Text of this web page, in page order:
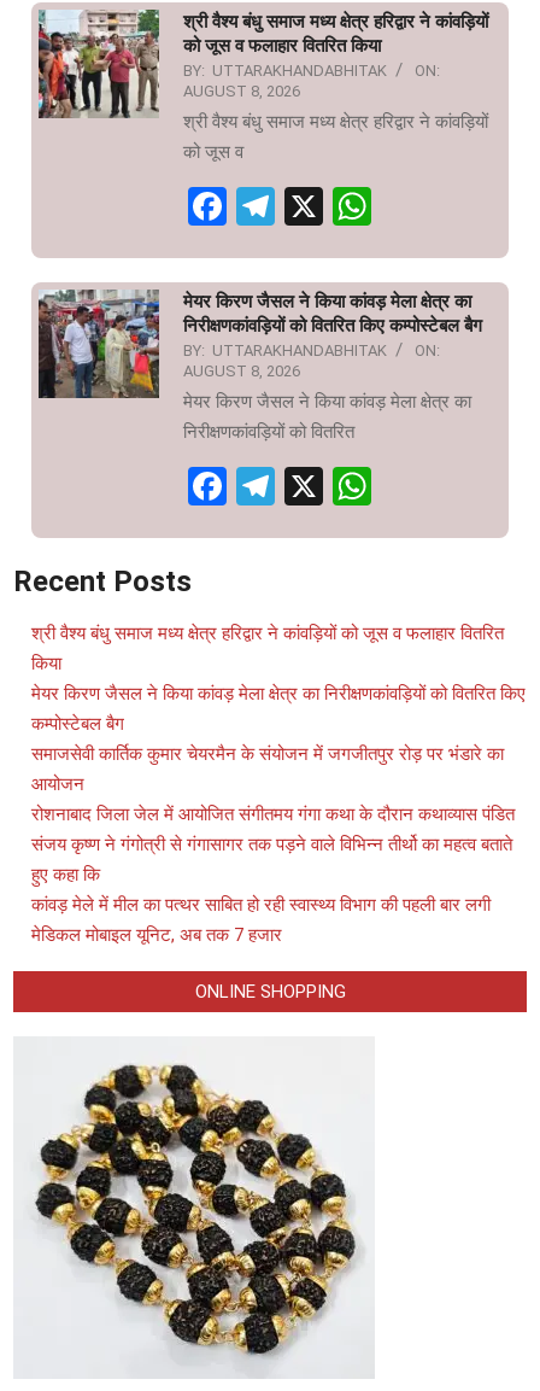
श्री वैश्य बंधु समाज मध्य क्षेत्र हरिद्वार ने कांवड़ियों
को जूस व फलाहार वितरित किया
BY: UTTARAKHANDABHITAK
ON:
AUGUST 8, 2026
श्री वैश्य बंधु समाज मध्य क्षेत्र हरिद्वार ने कांवड़ियों
को जूस व
Facebook
Telegram
X
मेयर किरण जैसल ने किया कांवड़ मेला क्षेत्र का
निरीक्षणकांवड़ियों को वितरित किए कम्पोस्टेबल बैग
BY: UTTARAKHANDABHITAK
ON:
AUGUST 8, 2026
मेयर किरण जैसल ने किया कांवड़ मेला क्षेत्र का
निरीक्षणकांवड़ियों को वितरित
Facebook
Telegram
X
Recent Posts
श्री वैश्य बंधु समाज मध्य क्षेत्र हरिद्वार ने कांवड़ियों को जूस व फलाहार वितरित
किया
मेयर किरण जैसल ने किया कांवड़ मेला क्षेत्र का निरीक्षणकांवड़ियों को वितरित किए
कम्पोस्टेबल बैग
समाजसेवी कार्तिक कुमार चेयरमैन के संयोजन में जगजीतपुर रोड़ पर भंडारे का
आयोजन
रोशनाबाद जिला जेल में आयोजित संगीतमय गंगा कथा के दौरान कथाव्यास पंडित
संजय कृष्ण ने गंगोत्री से गंगासागर तक पड़ने वाले विभिन्न तीर्थो का महत्व बताते
हुए कहा कि
कांवड़ मेले में मील का पत्थर साबित हो रही स्वास्थ्य विभाग की पहली बार लगी
मेडिकल मोबाइल यूनिट, अब तक 7 हजार
ONLINE SHOPPING